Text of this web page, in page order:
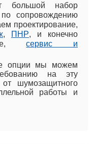
большой набор
сопровождению
проектирование,
, ПНР, и конечно
сервис и
опции мы можем
на эту
шумозащитного
работы и